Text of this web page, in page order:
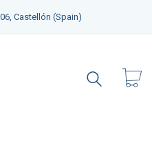
Castellón (Spain)